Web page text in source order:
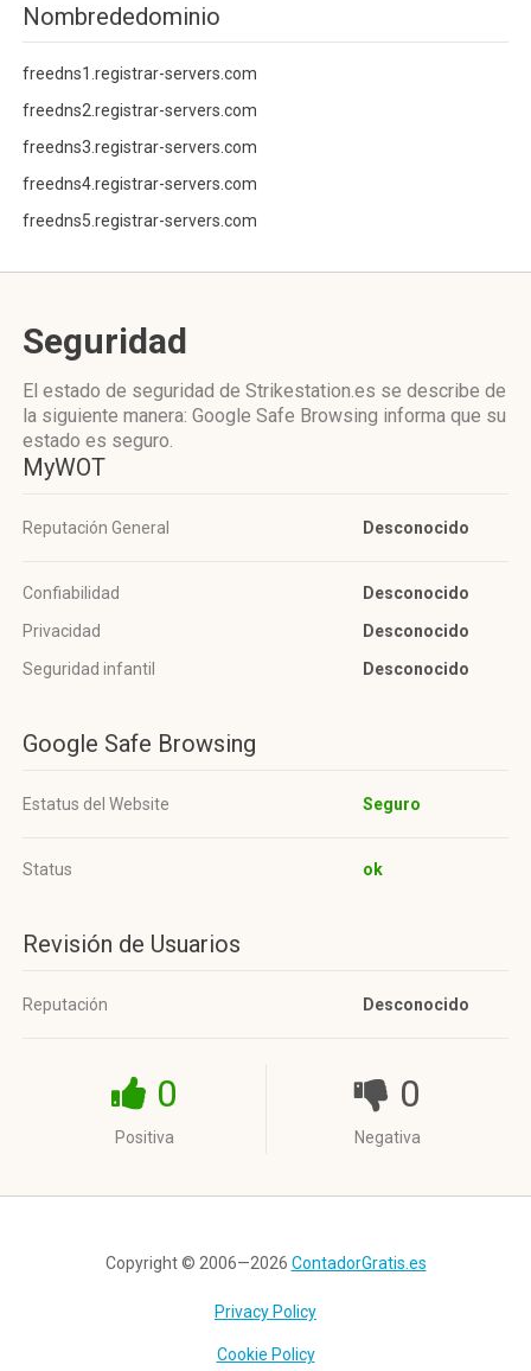
Nombrededominio
freedns1.registrar-servers.com
freedns2.registrar-servers.com
freedns3.registrar-servers.com
freedns4.registrar-servers.com
freedns5.registrar-servers.com
Seguridad
El estado de seguridad de Strikestation.es se describe de
la siguiente manera: Google Safe Browsing informa que su
estado es seguro.
MyWOT
Reputación General Desconocido
Confiabilidad
Desconocido
Privacidad
Desconocido
Seguridad infantil
Desconocido
Google Safe Browsing
Estatus del Website Seguro
Status ok
Revisión de Usuarios
Reputación Desconocido
0
Positiva
0
Negativa
Copyright © 2006—2026 ContadorGratis.es
Privacy Policy
Cookie Policy